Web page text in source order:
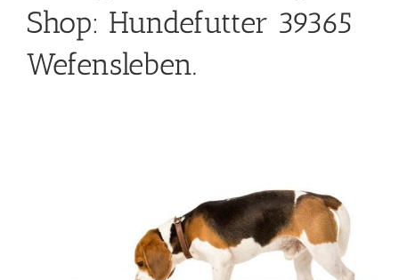
Shop: Hundefutter 39365
Wefensleben.